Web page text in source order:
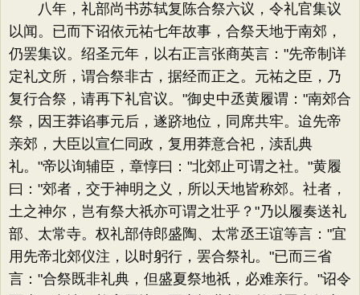
八年，礼部尚书苏轼复陈合祭六议，令礼官集议
以闻。已而下诏依元祐七年故事，合祭天地于南郊，
仍罢集议。绍圣元年，以右正言张商英言："先帝制详
定礼文所，谓合祭非古，据经而正之。元祐之臣，乃
复行合祭，请再下礼官议。"御史中丞黄履谓："南郊合
祭，因王莽谄事元后，遂跻地位，同席共牢。迨先帝
亲郊，大臣以宣仁同政，复用莽意合祀，渎乱典
礼。"帝以询辅臣，章惇曰："北郊止可谓之社。"黄履
曰："郊者，交于神明之义，所以天地皆称郊。社者，
土之神尔，岂有祭大祇亦可谓之壮乎？"乃以履奏送礼
部、太常寺。权礼部侍郎盛陶、太常丞王谊等言："宜
用先帝北郊仪注，以时躬行，罢合祭礼。"已而三省
言："合祭既非礼典，但盛夏祭地祇，必难亲行。"诏令